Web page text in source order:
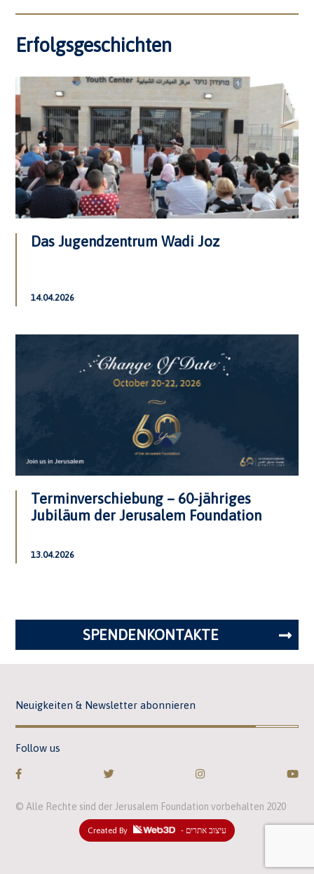
Erfolgsgeschichten
Das Jugendzentrum Wadi Joz
14.04.2026
Terminverschiebung – 60-jähriges
Jubiläum der Jerusalem Foundation
13.04.2026
SPENDENKONTAKTE
Neuigkeiten & Newsletter abonnieren
Follow us
© Alle Rechte sind der Jerusalem Foundation vorbehalten 2020
Created By - עיצוב אתרים